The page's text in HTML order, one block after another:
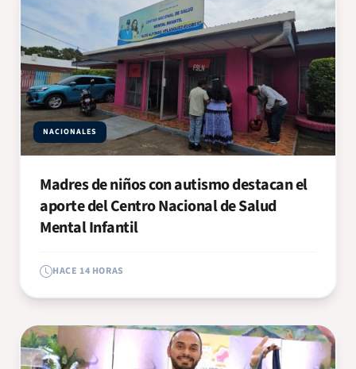
NACIONALES
Madres de niños con autismo destacan el
aporte del Centro Nacional de Salud
Mental Infantil
HACE 14 HORAS